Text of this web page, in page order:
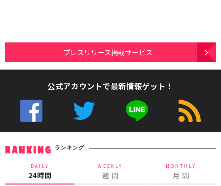
プレスリリース掲載サービス
公式アカウントで最新情報ゲット！
RANKING ランキング
DAILY
24時間
WEEKLY
週 間
MONTHLY
月 間